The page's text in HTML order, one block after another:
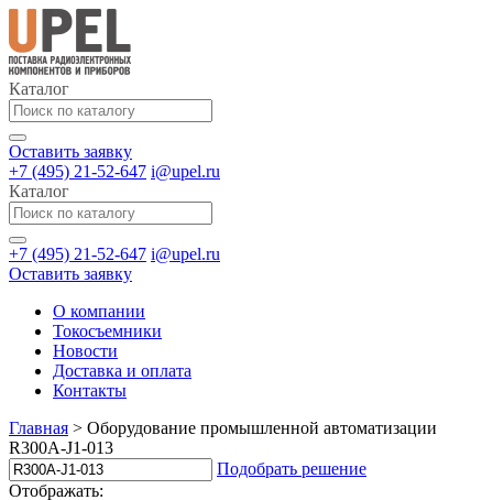
Каталог
Оставить заявку
+7 (495) 21-52-647 i@upel.ru
Каталог
+7 (495) 21-52-647 i@upel.ru
Оставить заявку
О компании
Токосъемники
Новости
Доставка и оплата
Контакты
Главная > Оборудование промышленной автоматизации
R300A-J1-013
Подобрать решение
Отображать: